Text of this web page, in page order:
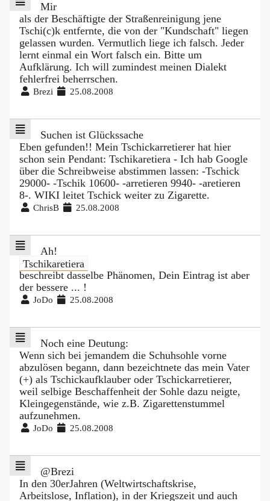
Mir
als der Beschäftigte der Straßenreinigung jene
Tschi(c)k entfernte, die von der "Kundschaft" liegen
gelassen wurden. Vermutlich liege ich falsch. Jeder
lernt einmal ein Wort falsch ein. Bitte um
Aufklärung. Ich will zumindest meinen Dialekt
fehlerfrei beherrschen.
Brezi 25.08.2008
Suchen ist Glückssache
Eben gefunden!! Mein Tschickarretierer hat hier
schon sein Pendant: Tschikaretiera - Ich hab Google
über die Schreibweise abstimmen lassen: -Tschick
29000- -Tschik 10600- -arretieren 9940- -aretieren
8-. WIKI leitet Tschick weiter zu Zigarette.
ChrisB 25.08.2008
Ah!
Tschikaretiera
beschreibt dasselbe Phänomen, Dein Eintrag ist aber
der bessere ... !
JoDo 25.08.2008
Noch eine Deutung:
Wenn sich bei jemandem die Schuhsohle vorne
abzulösen begann, dann bezeichtnete das mein Vater
(+) als Tschickaufklauber oder Tschickarretierer,
weil selbige Beschaffenheit der Sohle dazu neigte,
Kleingegenstände, wie z.B. Zigarettenstummel
aufzunehmen.
JoDo 25.08.2008
@Brezi
In den 30erJahren (Weltwirtschaftskrise,
Arbeitslose, Inflation), in der Kriegszeit und auch